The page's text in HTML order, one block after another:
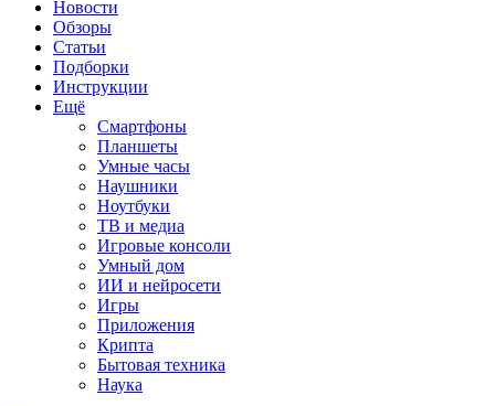
Новости
Обзоры
Статьи
Подборки
Инструкции
Ещё
Смартфоны
Планшеты
Умные часы
Наушники
Ноутбуки
ТВ и медиа
Игровые консоли
Умный дом
ИИ и нейросети
Игры
Приложения
Крипта
Бытовая техника
Наука